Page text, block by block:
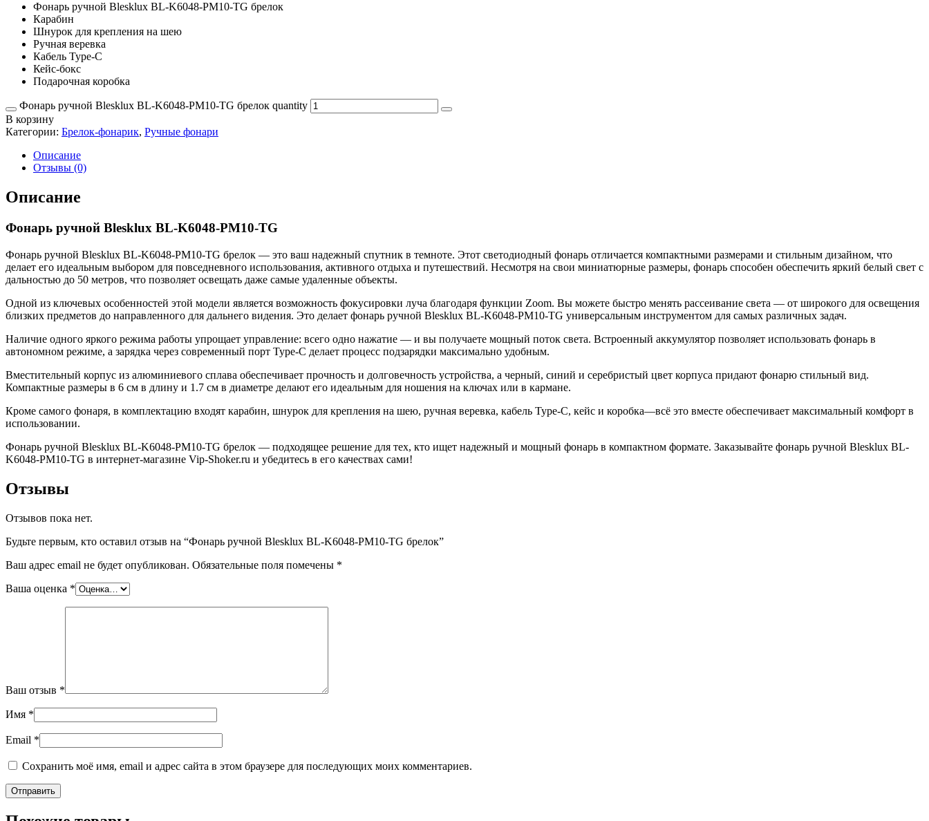
Фонарь ручной Blesklux BL-K6048-PM10-TG брелок
Карабин
Шнурок для крепления на шею
Ручная веревка
Кабель Type-C
Кейс-бокс
Подарочная коробка
Фонарь ручной Blesklux BL-K6048-PM10-TG брелок quantity
В корзину
Категории: Брелок-фонарик, Ручные фонари
Описание
Отзывы (0)
Описание
Фонарь ручной Blesklux BL-K6048-PM10-TG
Фонарь ручной Blesklux BL-K6048-PM10-TG брелок — это ваш надежный спутник в темноте. Этот светодиодный фонарь отличается компактными размерами и стильным дизайном, что
делает его идеальным выбором для повседневного использования, активного отдыха и путешествий. Несмотря на свои миниатюрные размеры, фонарь способен обеспечить яркий белый свет с
дальностью до 50 метров, что позволяет освещать даже самые удаленные объекты.
Одной из ключевых особенностей этой модели является возможность фокусировки луча благодаря функции Zoom. Вы можете быстро менять рассеивание света — от широкого для освещения
близких предметов до направленного для дальнего видения. Это делает фонарь ручной Blesklux BL-K6048-PM10-TG универсальным инструментом для самых различных задач.
Наличие одного яркого режима работы упрощает управление: всего одно нажатие — и вы получаете мощный поток света. Встроенный аккумулятор позволяет использовать фонарь в
автономном режиме, а зарядка через современный порт Type-C делает процесс подзарядки максимально удобным.
Вместительный корпус из алюминиевого сплава обеспечивает прочность и долговечность устройства, а черный, синий и серебристый цвет корпуса придают фонарю стильный вид.
Компактные размеры в 6 см в длину и 1.7 см в диаметре делают его идеальным для ношения на ключах или в кармане.
Кроме самого фонаря, в комплектацию входят карабин, шнурок для крепления на шею, ручная веревка, кабель Type-C, кейс и коробка—всё это вместе обеспечивает максимальный комфорт в
использовании.
Фонарь ручной Blesklux BL-K6048-PM10-TG брелок — подходящее решение для тех, кто ищет надежный и мощный фонарь в компактном формате. Заказывайте фонарь ручной Blesklux BL-
K6048-PM10-TG в интернет-магазине Vip-Shoker.ru и убедитесь в его качествах сами!
Отзывы
Отзывов пока нет.
Будьте первым, кто оставил отзыв на “Фонарь ручной Blesklux BL-K6048-PM10-TG брелок”
Ваш адрес email не будет опубликован. Обязательные поля помечены *
Ваша оценка *
Ваш отзыв *
Имя *
Email *
Сохранить моё имя, email и адрес сайта в этом браузере для последующих моих комментариев.